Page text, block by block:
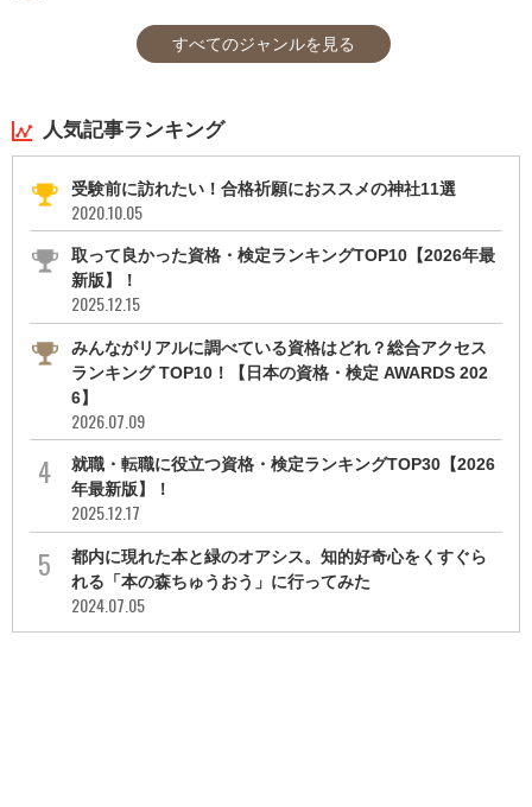
すべてのジャンルを見る
人気記事ランキング
受験前に訪れたい！合格祈願におススメの神社11選
2020.10.05
取って良かった資格・検定ランキングTOP10【2026年最
新版】！
2025.12.15
みんながリアルに調べている資格はどれ？総合アクセス
ランキング TOP10！【日本の資格・検定 AWARDS 202
6】
2026.07.09
就職・転職に役立つ資格・検定ランキングTOP30【2026
年最新版】！
2025.12.17
都内に現れた本と緑のオアシス。知的好奇心をくすぐら
れる「本の森ちゅうおう」に行ってみた
2024.07.05